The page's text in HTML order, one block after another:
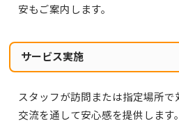
安もご案内します。
サービス実施
スタッフが訪問または指定場所
交流を通して安心感を提供します。